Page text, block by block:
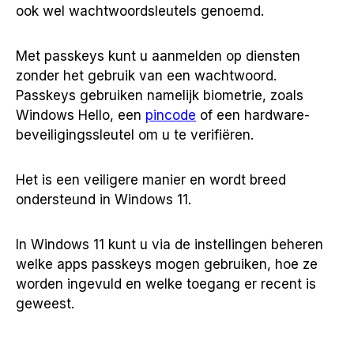
ook wel wachtwoordsleutels genoemd.
Met passkeys kunt u aanmelden op diensten
zonder het gebruik van een wachtwoord.
Passkeys gebruiken namelijk biometrie, zoals
Windows Hello, een pincode of een hardware-
beveiligingssleutel om u te verifiëren.
Het is een veiligere manier en wordt breed
ondersteund in Windows 11.
In Windows 11 kunt u via de instellingen beheren
welke apps passkeys mogen gebruiken, hoe ze
worden ingevuld en welke toegang er recent is
geweest.